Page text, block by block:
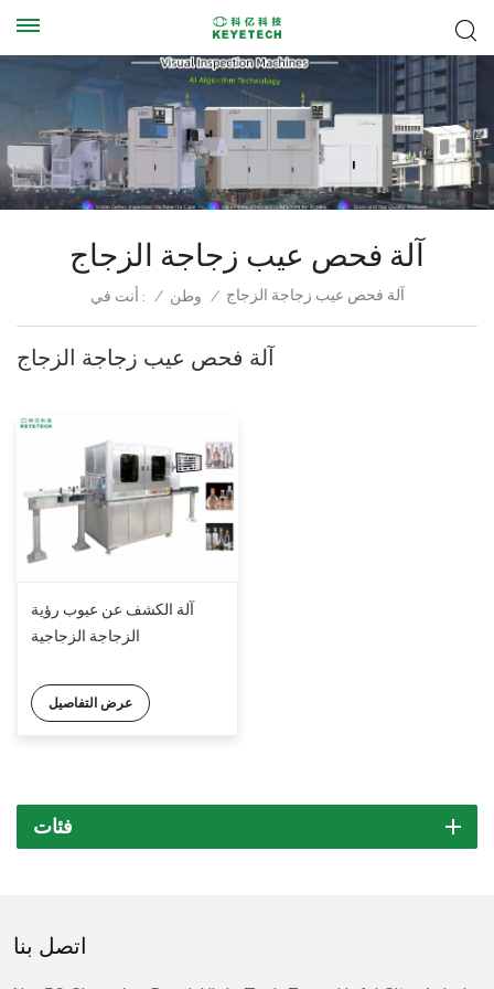
آلة فحص عيب زجاجة الزجاج
أنت في : / وطن / آلة فحص عيب زجاجة الزجاج
آلة فحص عيب زجاجة الزجاج
آلة الكشف عن عيوب رؤية
الزجاجة الزجاجية
عرض التفاصيل
فئات
اتصل بنا